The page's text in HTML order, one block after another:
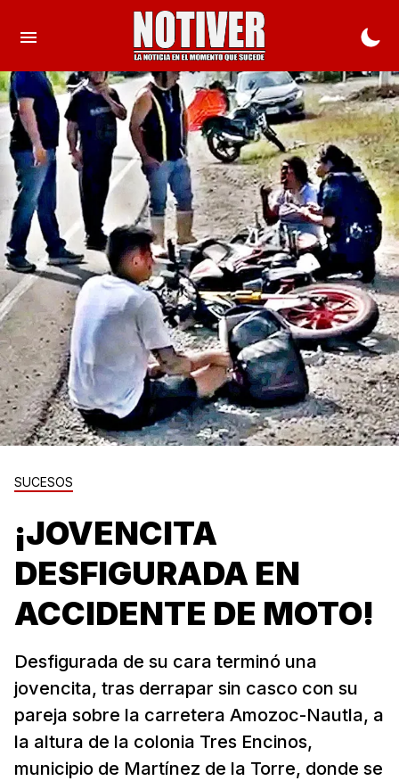
SUCESOS
¡JOVENCITA
DESFIGURADA EN
ACCIDENTE DE MOTO!
Desfigurada de su cara terminó una
jovencita, tras derrapar sin casco con su
pareja sobre la carretera Amozoc-Nautla, a
la altura de la colonia Tres Encinos,
municipio de Martínez de la Torre, donde se